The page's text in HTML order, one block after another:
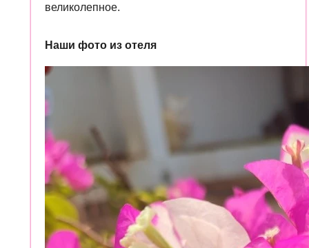
великолепное.
Наши фото из отеля